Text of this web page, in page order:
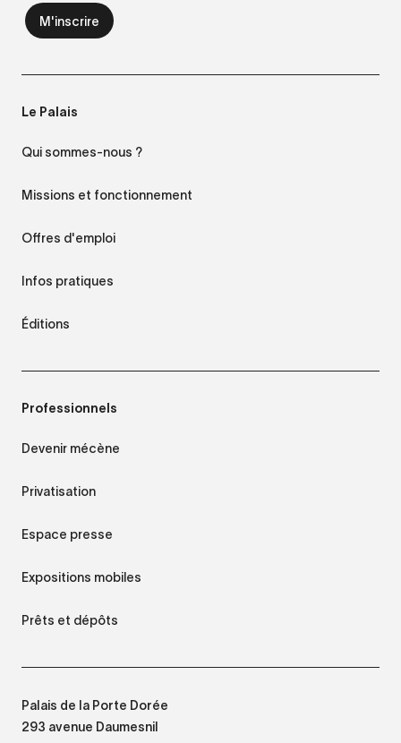
Le Palais
Qui sommes-nous ?
Missions et fonctionnement
Offres d'emploi
Infos pratiques
Éditions
Professionnels
Devenir mécène
Privatisation
Espace presse
Expositions mobiles
Prêts et dépôts
Palais de la Porte Dorée
293 avenue Daumesnil